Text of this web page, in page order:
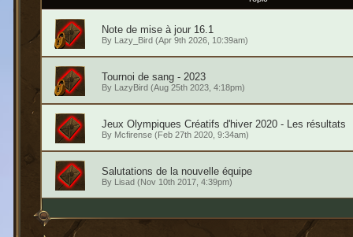
Note de mise à jour 16.1
By Lazy_Bird (Apr 9th 2026, 10:39am)
Tournoi de sang - 2023
By LazyBird (Aug 25th 2023, 4:18pm)
Jeux Olympiques Créatifs d'hiver 2020 - Les résultats
By Mcfirense(Feb 27th 2020, 9:34am)
Salutations de la nouvelle équipe
By Lisad (Nov 10th 2017, 4:39pm)